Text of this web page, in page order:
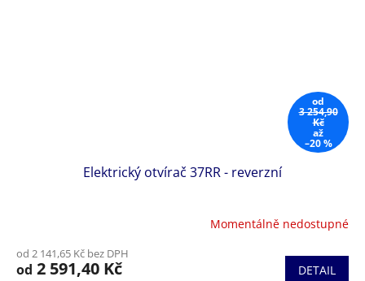
od
3 254,90
Kč
až
–20 %
Elektrický otvírač 37RR - reverzní
Momentálně nedostupné
od 2 141,65 Kč bez DPH
od 2 591,40 Kč DETAIL